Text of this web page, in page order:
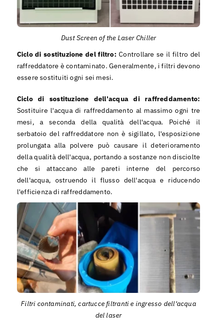
Dust Screen of the Laser Chiller
Ciclo di sostituzione del filtro: Controllare se il filtro del
raffreddatore è contaminato. Generalmente, i filtri devono
essere sostituiti ogni sei mesi.
Ciclo di sostituzione dell'acqua di raffreddamento:
Sostituire l'acqua di raffreddamento al massimo ogni tre
mesi, a seconda della qualità dell'acqua. Poiché il
serbatoio del raffreddatore non è sigillato, l'esposizione
prolungata alla polvere può causare il deterioramento
della qualità dell'acqua, portando a sostanze non disciolte
che si attaccano alle pareti interne del percorso
dell'acqua, ostruendo il flusso dell'acqua e riducendo
l'efficienza di raffreddamento.
Filtri contaminati, cartucce filtranti e ingresso dell'acqua
del laser